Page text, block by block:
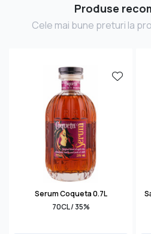
Produse
Cele mai bune preturi la
Serum Coqueta 0.7L
70CL / 35%